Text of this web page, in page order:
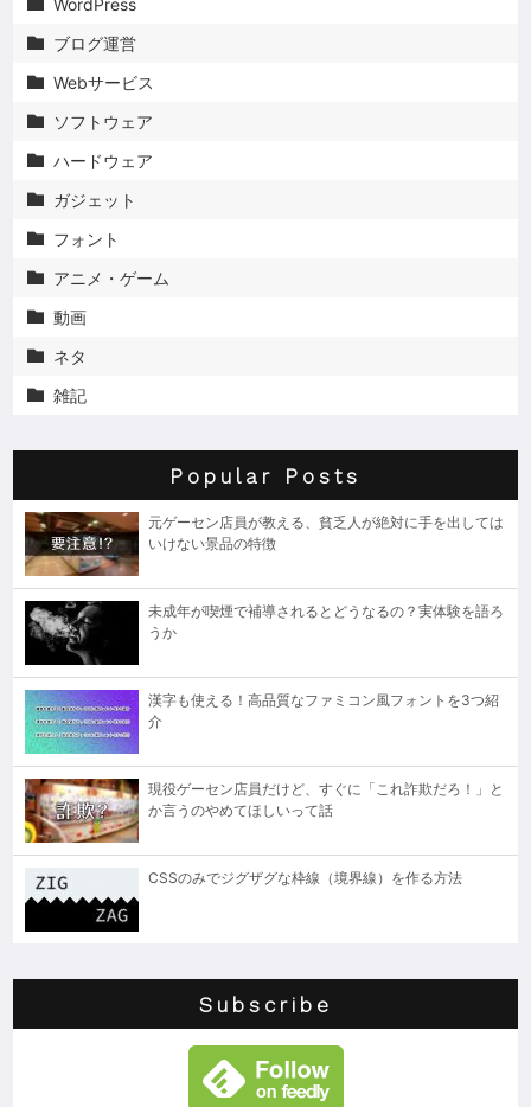
 WordPress
 ブログ運営
 Webサービス
 ソフトウェア
 ハードウェア
 ガジェット
 フォント
 アニメ・ゲーム
 動画
 ネタ
 雑記
Popular Posts
元ゲーセン店員が教える、貧乏人が絶対に手を出しては
いけない景品の特徴
未成年が喫煙で補導されるとどうなるの？実体験を語ろ
うか
漢字も使える！高品質なファミコン風フォントを3つ紹
介
現役ゲーセン店員だけど、すぐに「これ詐欺だろ！」と
か言うのやめてほしいって話
CSSのみでジグザグな枠線（境界線）を作る方法
Subscribe